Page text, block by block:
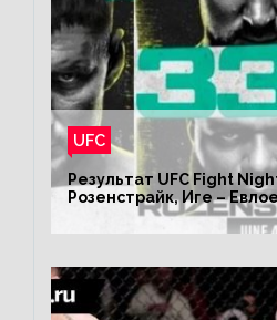
UFC
Результат UFC Fight
Розенстрайк, Иге –
турнира ЮФС ФН 207